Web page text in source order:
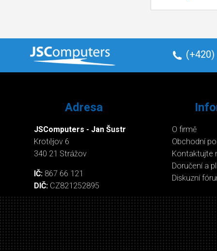
(+420)
Adresa
JSComputers - Jan Šustr
Krotějov 6
340 21 Strážov
IČ: 867 66 121
DIČ: CZ821252895
O firmě
Obchodní
Kontaktujte
Doručení a
Diskuzní